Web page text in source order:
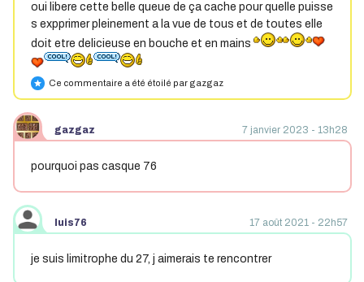
oui libere cette belle queue de ça cache pour quelle puisse
s expprimer pleinement a la vue de tous et de toutes elle
doit etre delicieuse en bouche et en mains
star Ce commentaire a été étoilé par gazgaz
gazgaz 7 janvier 2023 - 13h28
pourquoi pas casque 76
luis76 17 août 2021 - 22h57
je suis limitrophe du 27, j aimerais te rencontrer